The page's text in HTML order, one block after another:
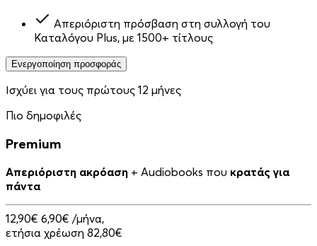
Απεριόριστη πρόσβαση στη συλλογή του
Καταλόγου Plus, με 1500+ τίτλους
Ενεργοποίηση προσφοράς
Ισχύει για τους πρώτους 12 μήνες
Πιο δημοφιλές
Premium
Απεριόριστη ακρόαση + Audiobooks που κρατάς για
πάντα
12,90€ 6,90€ /μήνα,
ετήσια χρέωση 82,80€